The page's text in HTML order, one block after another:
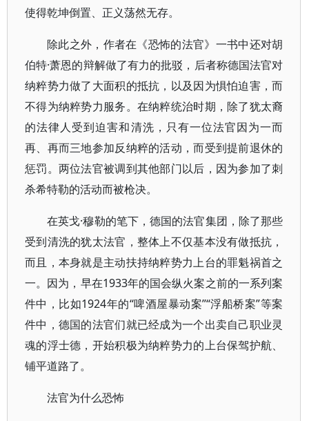
使得乾坤倒置、正义荡然无存。
除此之外，作者在《恐怖的法官》一书中还对胡
伯特·萧恩的辩解做了有力的批驳，后者称德国法官对
纳粹势力做了大面积的抵抗，以及因为惧怕迫害，而
不得为纳粹势力服务。在纳粹统治时期，除了犹太裔
的法律人受到迫害和清洗，只有一位法官因为一而
再、再而三地参加反纳粹的活动，而受到提前退休的
惩罚。两位法官被调到其他部门以后，因为参加了刺
杀希特勒的活动而被枪决。
在英戈·穆勒的笔下，德国的法官集团，除了那些
受到清洗的犹太法官，整体上不仅基本没有做抵抗，
而且，本身就是主动扶持纳粹势力上台的罪魁祸首之
一。因为，早在1933年的国会纵火案之前的一系列案
件中，比如1924年的“啤酒屋暴动案”“浮船桥案”等案
件中，德国的法官们就已经成为一个出卖自己职业灵
魂的浮士德，开始积极为纳粹势力的上台保驾护航、
铺平道路了。
法官为什么恐怖